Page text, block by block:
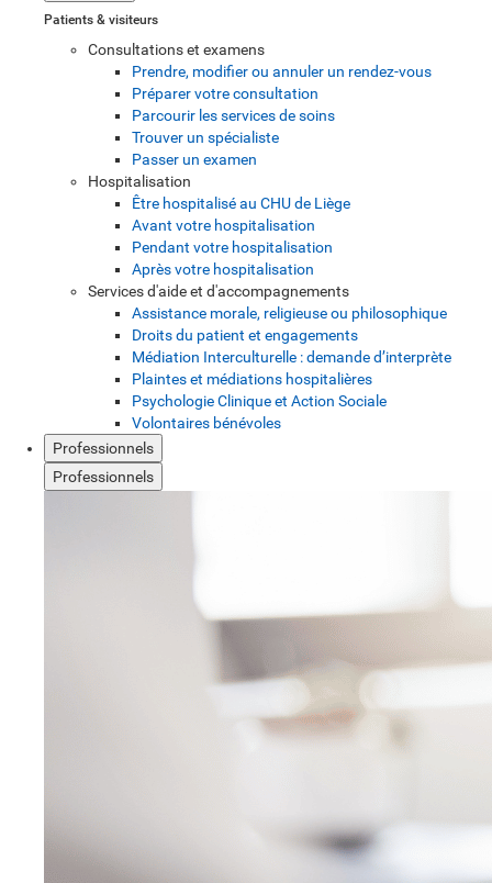
Patients & visiteurs
Consultations et examens
Prendre, modifier ou annuler un rendez-vous
Préparer votre consultation
Parcourir les services de soins
Trouver un spécialiste
Passer un examen
Hospitalisation
Être hospitalisé au CHU de Liège
Avant votre hospitalisation
Pendant votre hospitalisation
Après votre hospitalisation
Services d'aide et d'accompagnements
Assistance morale, religieuse ou philosophique
Droits du patient et engagements
Médiation Interculturelle : demande d’interprète
Plaintes et médiations hospitalières
Psychologie Clinique et Action Sociale
Volontaires bénévoles
Professionnels
Professionnels